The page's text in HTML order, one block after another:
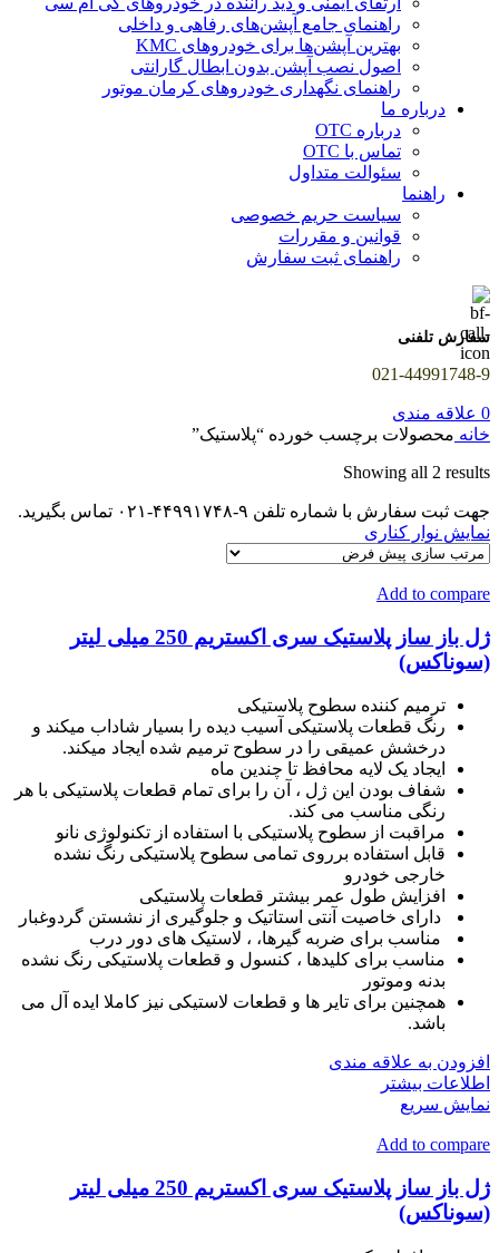
راهنمای جامع آپشن‌های رفاهی و داخلی
بهترین آپشن‌ها برای خودروهای KMC
اصول نصب آپشن بدون ابطال گارانتی
راهنمای نگهداری خودروهای کرمان موتور
درباره ما
درباره OTC
تماس با OTC
سئوالت متداول
راهنما
سیاست حریم خصوصی
قوانین و مقررات
راهنمای ثبت سفارش
سفارش تلفنی
021-44991748-9
0 علاقه مندی
خانه محصولات برچسب خورده “پلاستیک”
Showing all 2 results
جهت ثبت سفارش با شماره تلفن ۹-۴۴۹۹۱۷۴۸-۰۲۱ تماس بگیرید.
نمایش نوار کناری
Add to compare
ژل باز ساز پلاستیک سری اکستریم 250 میلی لیتر
(سوناکس)
ترمیم کننده سطوح پلاستیکی
رنگ قطعات پلاستیکی آسیب دیده را بسیار شاداب میکند و
درخشش عمیقی را در سطوح ترمیم شده ایجاد میکند.
ایجاد یک لایه محافظ تا چندین ماه
شفاف بودن این ژل ، آن را برای تمام قطعات پلاستیکی با هر
رنگی مناسب می کند.
مراقبت از سطوح پلاستیکی با استفاده از تکنولوژی نانو
قابل استفاده برروی تمامی سطوح پلاستیکی رنگ نشده
خارجی خودرو
افزایش طول عمر بیشتر قطعات پلاستیکی
دارای خاصیت آنتی استاتیک و جلوگیری از نشستن گردوغبار
مناسب برای ضربه گیرها، ، لاستیک های دور درب
مناسب برای کلیدها ، کنسول و قطعات پلاستیکی رنگ نشده
بدنه وموتور
همچنین برای تایر ها و قطعات لاستیکی نیز کاملا ایده آل می
باشد.
افزودن به علاقه مندی
اطلاعات بیشتر
نمایش سریع
Add to compare
ژل باز ساز پلاستیک سری اکستریم 250 میلی لیتر
(سوناکس)